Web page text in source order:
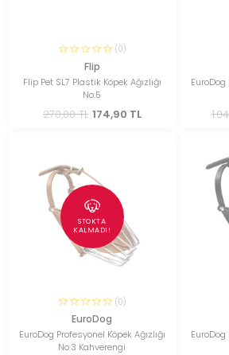
(0)
Flip
Flip Pet SL7 Plastik Köpek Ağızlığı
No:5
270,00 TL 174,90 TL
EuroDog
STOKTA
KALMADI!
(0)
EuroDog
EuroDog Profesyonel Köpek Ağızlığı
No:3 Kahverengi
EuroDog